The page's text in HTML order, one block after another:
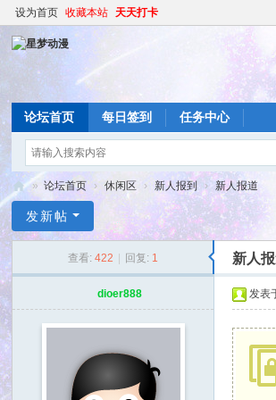
设为首页 收藏本站 天天打卡
论坛首页 每日签到 任务中心
梦
» 论坛首页 › 休闲区 › 新人报到 › 新人报道
发新帖
查看: 422 回复: 1 新人
dioer888 发表